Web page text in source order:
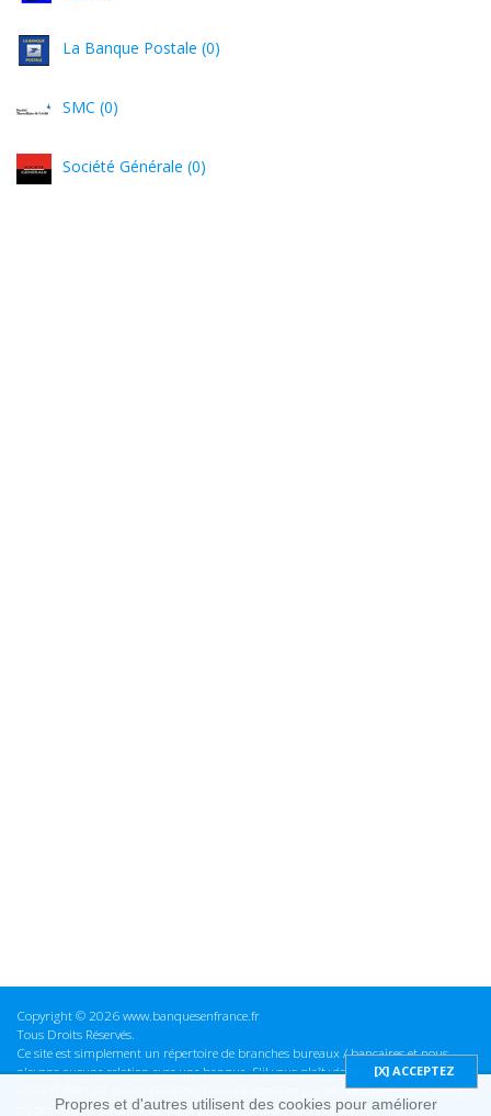
La Banque Postale (0)
SMC (0)
Société Générale (0)
Copyright © 2026 www.banquesenfrance.fr
Tous Droits Réservés.
Ce site est simplement un répertoire de branches bureaux / bancaires et nous
n'avons aucune relation avec une banque. S'il vous plaît vérifier ces informations
avant d'effectuer toute opération, nous ne sommes pas responsables des erreurs
ou des omissions dans les informations que nous fournissons.
Propres et d'autres utilisent des cookies pour améliorer